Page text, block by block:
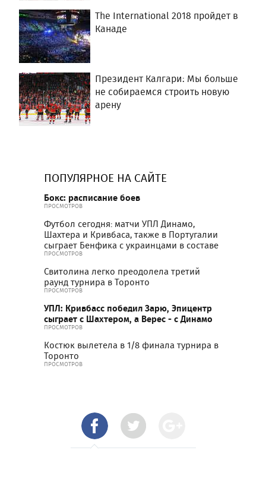
The International 2018 пройдет в
Канаде
Президент Калгари: Мы больше
не собираемся строить новую
арену
ПОПУЛЯРНОЕ НА САЙТЕ
Бокс: расписание боев
ПРОСМОТРОВ
Футбол сегодня: матчи УПЛ Динамо,
Шахтера и Кривбаса, также в Португалии
сыграет Бенфика с украинцами в составе
ПРОСМОТРОВ
Свитолина легко преодолела третий
раунд турнира в Торонто
ПРОСМОТРОВ
УПЛ: Кривбасс победил Зарю, Эпицентр
сыграет с Шахтером, а Верес - с Динамо
ПРОСМОТРОВ
Костюк вылетела в 1/8 финала турнира в
Торонто
ПРОСМОТРОВ